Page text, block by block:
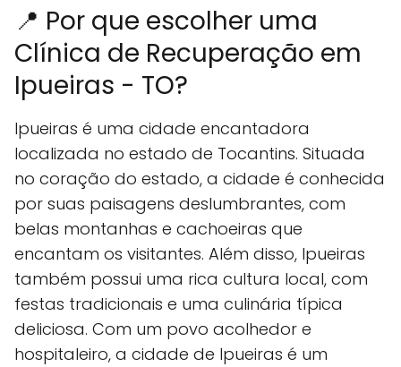
📍 Por que escolher uma
Clínica de Recuperação em
Ipueiras - TO?
Ipueiras é uma cidade encantadora
localizada no estado de Tocantins. Situada
no coração do estado, a cidade é conhecida
por suas paisagens deslumbrantes, com
belas montanhas e cachoeiras que
encantam os visitantes. Além disso, Ipueiras
também possui uma rica cultura local, com
festas tradicionais e uma culinária típica
deliciosa. Com um povo acolhedor e
hospitaleiro, a cidade de Ipueiras é um